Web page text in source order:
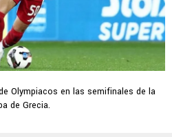
Olympiacos en las semifinales de la
de Grecia.